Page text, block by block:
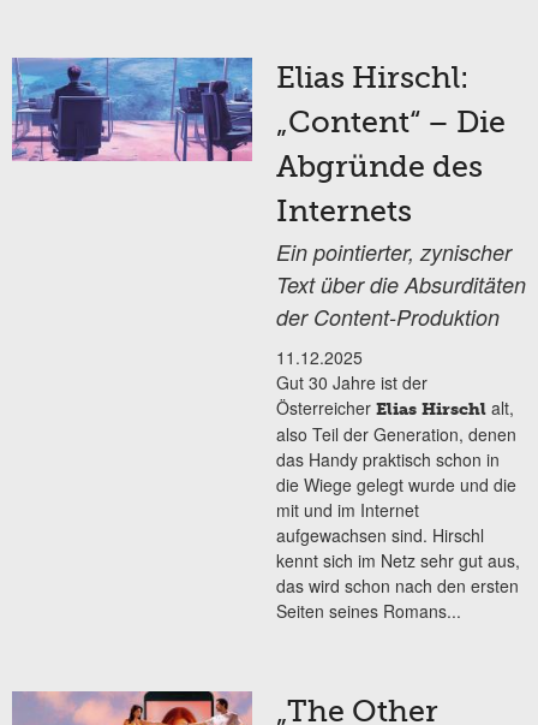
Elias Hirschl:
„Content“ – Die
Abgründe des
Internets
Ein pointierter, zynischer
Text über die Absurditäten
der Content-Produktion
11.12.2025
Gut 30 Jahre ist der
Österreicher Elias Hirschl alt,
also Teil der Generation, denen
das Handy praktisch schon in
die Wiege gelegt wurde und die
mit und im Internet
aufgewachsen sind. Hirschl
kennt sich im Netz sehr gut aus,
das wird schon nach den ersten
Seiten seines Romans...
„The Other